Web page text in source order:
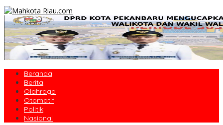
Beranda
Berita
Olahraga
Otomatif
Politik
Nasional